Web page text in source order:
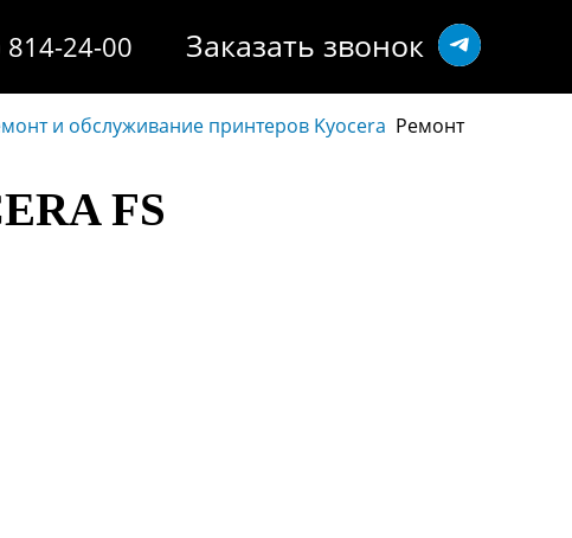
814-24-00 Заказать звонок
и обслуживание принтеров Kyocera Ремонт
FS